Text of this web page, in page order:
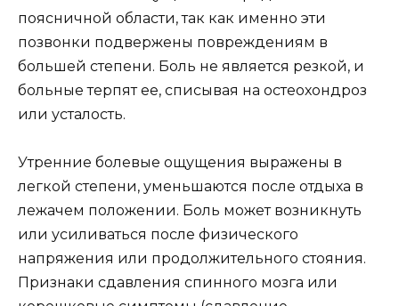
поясничной области, так как именно эти
позвонки подвержены повреждениям в
большей степени. Боль не является резкой, и
больные терпят ее, списывая на остеохондроз
или усталость.
Утренние болевые ощущения выражены в
легкой степени, уменьшаются после отдыха в
лежачем положении. Боль может возникнуть
или усиливаться после физического
напряжения или продолжительного стояния.
Признаки сдавления спинного мозга или